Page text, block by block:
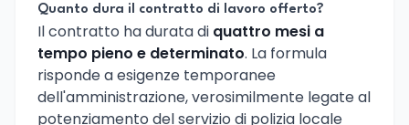
Quanto dura il contratto di lavoro offerto?
Il contratto ha durata di quattro mesi a
tempo pieno e determinato. La formula
risponde a esigenze temporanee
dell'amministrazione, verosimilmente legate al
potenziamento del servizio di polizia locale